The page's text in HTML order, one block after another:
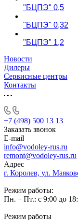
"БЦПЭ" 0,5
"БЦПЭ" 0,32
"БЦПЭ" 1,2
Новости
Дилеры
Сервисные центры
Контакты
+7 (498) 500 13 13
Заказать звонок
E-mail
info@vodoley-rus.ru
remont@vodoley-rus.ru
Адрес
г. Королев, ул.
Режим работы:
Пн. – Пт.: с 9:00 до
Режим работы